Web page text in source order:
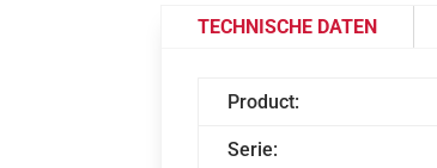
TECHNISCHE DATEN
Product:
Serie: